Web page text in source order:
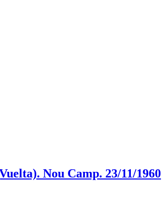
Nou Camp. 23/11/1960